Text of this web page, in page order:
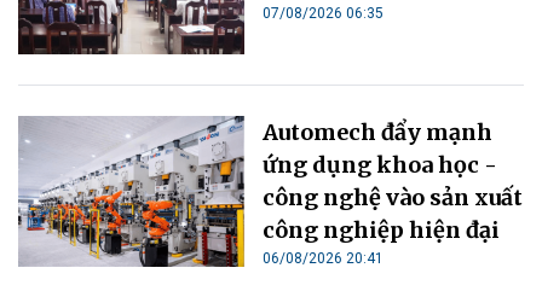
07/08/2026 06:35
Automech đẩy mạnh
ứng dụng khoa học -
công nghệ vào sản xuất
công nghiệp hiện đại
06/08/2026 20:41